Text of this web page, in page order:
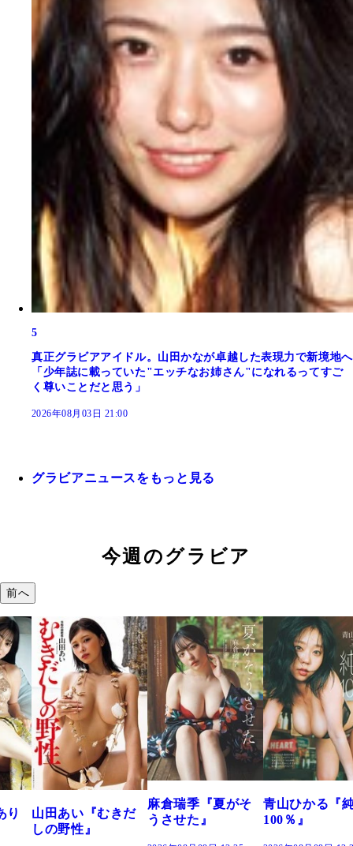
5
真正グラビアアイドル。山田かなが卓越した表現力で新境地へ
「少年誌に載っていた"エッチなお姉さん"になれるってすご
く尊いことだと思う」
2026年08月03日 21:00
グラビアニュースをもっと見る
今週のグラビア
前へ
だ
麻倉瑞季『夏がそ
うさせた』
青山ひかる『純度
100％』
溝端 葵『もう
つの、あおい
で。』
2026年08月09日